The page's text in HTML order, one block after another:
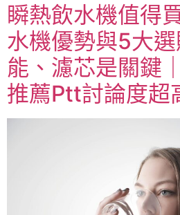
瞬熱飲水機值得
水機優勢與5大
能、濾芯是關鍵
推薦Ptt討論度超